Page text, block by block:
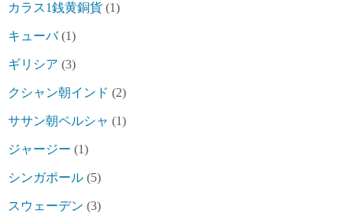
カラス1銭黄銅貨 (1)
キューバ(1)
ギリシア (3)
クシャン朝インド (2)
ササン朝ペルシャ (1)
ジャージー (1)
シンガポール (5)
スウェーデン (3)